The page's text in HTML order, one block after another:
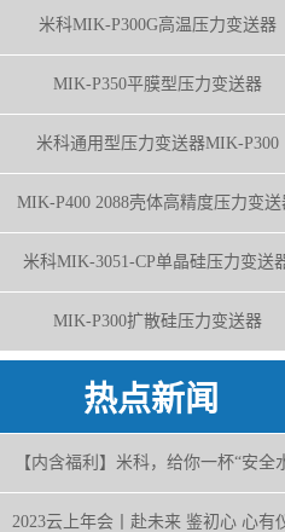
米科MIK-P300G高温压力变送器
MIK-P350平膜型压力变送器
米科通用型压力变送器MIK-P300
MIK-P400 2088壳体高精度压力变送
米科MIK-3051-CP单晶硅压力变送
MIK-P300扩散硅压力变送器
热点新闻
【内含福利】米科，给你一杯“安全
2023云上年会丨赴未来 鉴初心 心有